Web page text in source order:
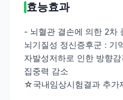
효능효과
- 뇌혈관 결손에 의한 2차
뇌기질성 정신증후군 : 기
자발성저하로 인한 방향
집중력 감소
☆국내임상시험결과 추가